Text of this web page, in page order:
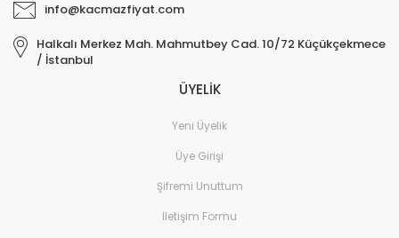
info@kacmazfiyat.com
Halkalı Merkez Mah. Mahmutbey Cad. 10/72 Küçükçekmece
/ İstanbul
ÜYELİK
Yeni Üyelik
Üye Girişi
Şifremi Unuttum
İletişim Formu